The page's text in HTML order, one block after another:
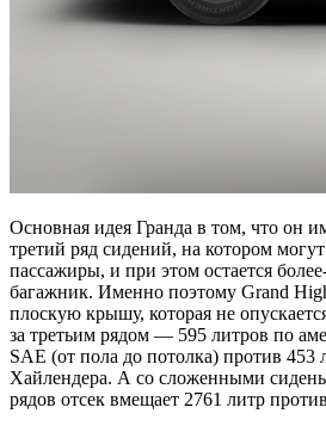
Основная идея Гранда в том, что он
третий ряд сидений, на котором
пассажиры, и при этом остается
багажник. Именно поэтому Grand
плоскую крышу, которая не
за третьим рядом — 595 литров по
SAE (от пола до потолка) против 453
Хайлендера. А со сложенными
рядов отсек вмещает 2761 литр